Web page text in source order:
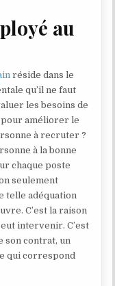
au
réside dans le
qu’il ne faut
les besoins de
améliorer le
à recruter ?
à la bonne
chaque poste
seulement
telle adéquation
C’est la raison
intervenir. C’est
son contrat, un
qui correspond